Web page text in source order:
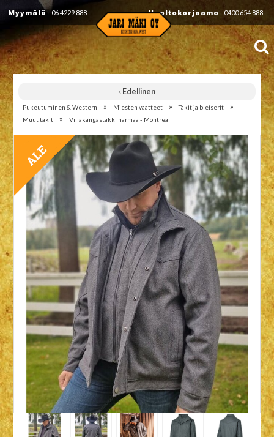
Myymälä 06 4229 888 Huoltokorjaamo 0400 654 888
‹ Edellinen
Pukeutuminen & Western » Miesten vaatteet » Takit ja bleiserit »
Muut takit » Villakangastakki harmaa - Montreal